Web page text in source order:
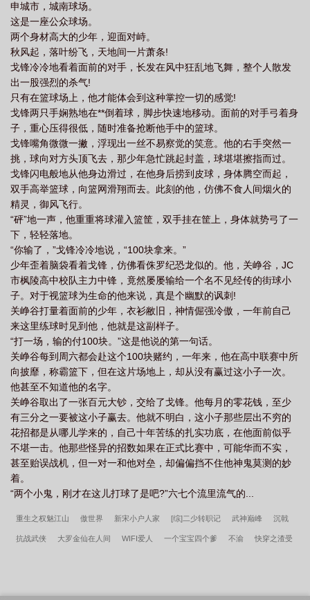
申城市，城南球场。
这是一座公众球场。
两个身材高大的少年，迎面对峙。
秋风起，落叶纷飞，天地间一片萧条!
戈锋冷冷地看着面前的对手，长发在风中狂乱地飞舞，整个人散发
出一股强烈的杀气!
只有在篮球场上，他才能体会到这种掌控一切的感觉!
戈锋两只手娴熟地在**倒着球，脚步快速地移动。面前的对手弓着身
子，重心压得很低，随时准备抢断他手中的篮球。
戈锋嘴角微微一撇，浮现出一丝不易察觉的笑意。他的右手突然一
挑，球向对方头顶飞去，那少年急忙跳起封盖，球堪堪擦指而过。
戈锋闪电般地从他身边滑过，在他身后捞到皮球，身体腾空而起，
双手高举篮球，向篮网滑翔而去。此刻的他，仿佛不食人间烟火的
精灵，御风飞行。
“砰”地一声，他重重将球灌入篮筐，双手挂在筐上，身体就势弓了一
下，轻轻落地。
“你输了，”戈锋冷冷地说，“100块拿来。”
少年歪着脑袋看着戈锋，仿佛看侏罗纪恐龙似的。他，关峥谷，JC
市枫陵高中校队主力中锋，竟然屡屡输给一个名不见经传的街球小
子。对于视篮球为生命的他来说，真是个幽默的讽刺!
关峥谷打量着面前的少年，衣衫敝旧，神情倔强冷傲，一年前自己
来这里练球时见到他，他就是这副样子。
“打一场，输的付100块。”这是他说的第一句话。
关峥谷每到周六都会赴这个100块赌约，一年来，他在高中联赛中所
向披靡，称霸篮下，但在这片场地上，却从没有赢过这小子一次。
他甚至不知道他的名字。
关峥谷取出了一张百元大钞，交给了戈锋。他每月的零花钱，至少
有三分之一要被这小子赢去。他就不明白，这小子那些层出不穷的
花招都是从哪儿学来的，自己十年苦练的扎实功底，在他面前似乎
不堪一击。他那些怪异的招数如果在正式比赛中，可能华而不实，
甚至贻误战机，但一对一和他对垒，却偏偏挡不住他神鬼莫测的妙
着。
“两个小鬼，刚才在这儿打球了是吧?”六七个流里流气的...
重生之权魅江山 傲世界 新宋小户人家 [综]二少转职记 武神巅峰 沉戟
抗战武侠 大罗金仙在人间 WIFI爱人 一个宝宝四个爹 不渝 快穿之渣受